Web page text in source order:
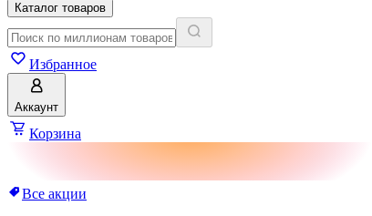
Каталог товаров
Избранное
Аккаунт
Корзина
Все акции